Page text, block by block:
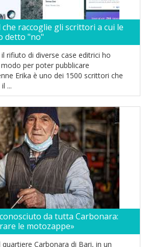
raccoglie gli scrittori a cui le
detto "no"
rifiuto di diverse case editrici ho
per poter pubblicare
Erika è uno dei 1500 scrittori che
...
da tutta Carbonara:
le motozappe»
Carbonara di Bari, in un